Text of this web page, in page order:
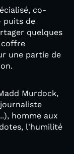
co-
puits de
quelques
coffre
une partie de
Murdock,
homme aux
l'humilité